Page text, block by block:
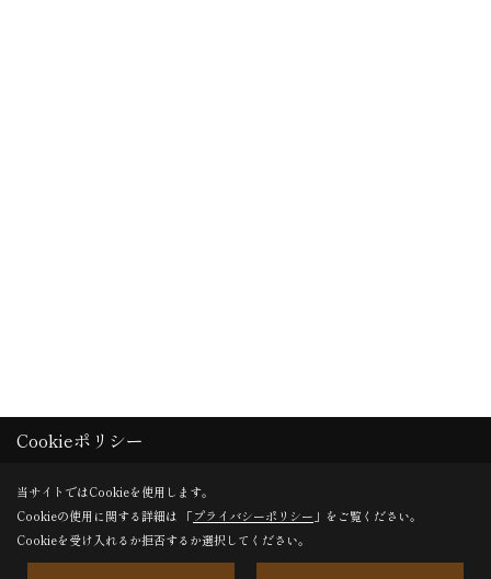
Cookieポリシー
当サイトではCookieを使用します。
Cookieの使用に関する詳細は 「プライバシーポリシー 」をご覧ください。
Cookieを受け入れるか拒否するか選択してください。